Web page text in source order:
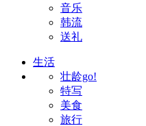
音乐
韩流
送礼
生活
壮龄go!
特写
美食
旅行